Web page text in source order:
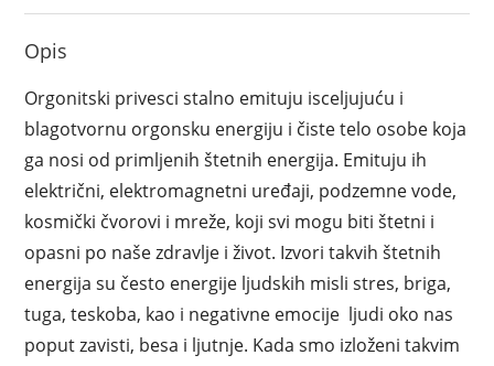
Opis
Orgonitski privesci stalno emituju isceljujuću i
blagotvornu orgonsku energiju i čiste telo osobe koja
ga nosi od primljenih štetnih energija. Emituju ih
električni, elektromagnetni uređaji, podzemne vode,
kosmički čvorovi i mreže, koji svi mogu biti štetni i
opasni po naše zdravlje i život. Izvori takvih štetnih
energija su često energije ljudskih misli stres, briga,
tuga, teskoba, kao i negativne emocije ljudi oko nas
poput zavisti, besa i ljutnje. Kada smo izloženi takvim